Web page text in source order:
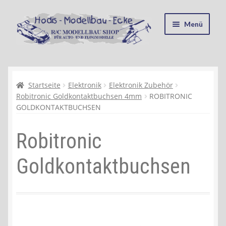
Zur
Navigation
springen
Zum
Inhalt
springen
Menü
Kasse
Mein Konto
Recycling, Entsorgung und Umwelt
Shop
Warenkorb
Startseite Elektronik
Elektronik Zubehör
Robitronic Goldkontaktbuchsen 4mm
ROBITRONIC
GOLDKONTAKTBUCHSEN
Robitronic
Goldkontaktbuchsen